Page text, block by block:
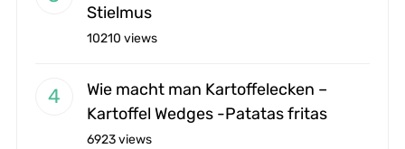
Stielmus
10210 views
Wie macht man Kartoffelecken –
Kartoffel Wedges -Patatas fritas
6923 views